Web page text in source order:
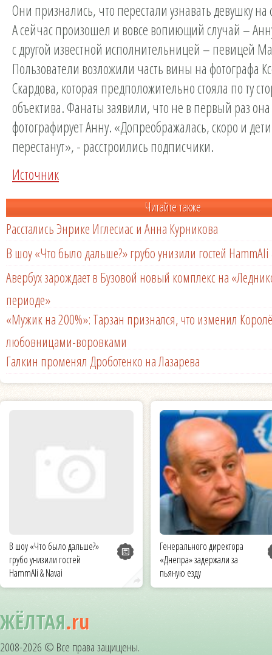
Они признались, что перестали узнавать девушку на
А сейчас произошел и вовсе вопиющий случай –
с другой известной исполнительницей – певицей
Пользователи возложили часть вины на фотографа
Скардова, которая предположительно стояла по ту
объектива. Фанаты заявили, что не в первый раз
фотографирует Анну. «Допреображалась, скоро и
перестанут», - расстроились подписчики.
Источник
Читайте также
Расстались Энрике Иглесиас и Анна Курникова
В шоу «Что было дальше?» грубо унизили гостей HammAli
Авербух зарождает в Бузовой новый комплекс на
периоде»
«Мужик на 200%»: Тарзан признался, что изменил
любовницами-воровками
Галкин променял Дроботенко на Лазарева
В шоу «Что было дальше?»
грубо унизили гостей
HammAli & Navai
Генерального директора
«Днепра» задержали за
пьяную езду
ЖЁЛТАЯ.ru
2008-2026 © Все права защищены.